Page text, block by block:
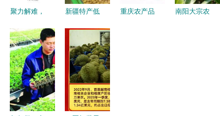
聚力解难，
——生活日
用品采购滞
销农产品赠
医护人员与
业主获赞
新疆特产低
特色农产品
展销活动唤
醒市民消费
热情
重庆农产品
南阳大宗农